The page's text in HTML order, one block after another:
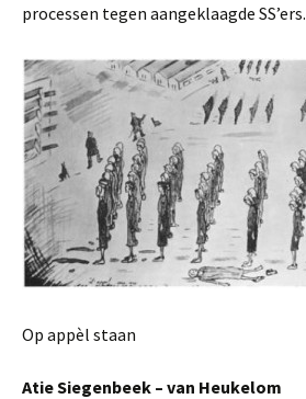
processen tegen aangeklaagde SS’ers.
Op appèl staan
Atie Siegenbeek – van Heukelom